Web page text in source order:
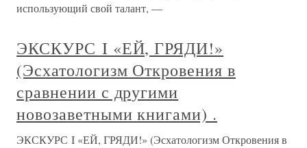
использующий свой талант, —
ЭКСКУРС I «ЕЙ, ГРЯДИ!»
(Эсхатологизм Откровения в
сравнении с другими
новозаветными книгами) .
ЭКСКУРС I «ЕЙ, ГРЯДИ!» (Эсхатологизм Откровения в